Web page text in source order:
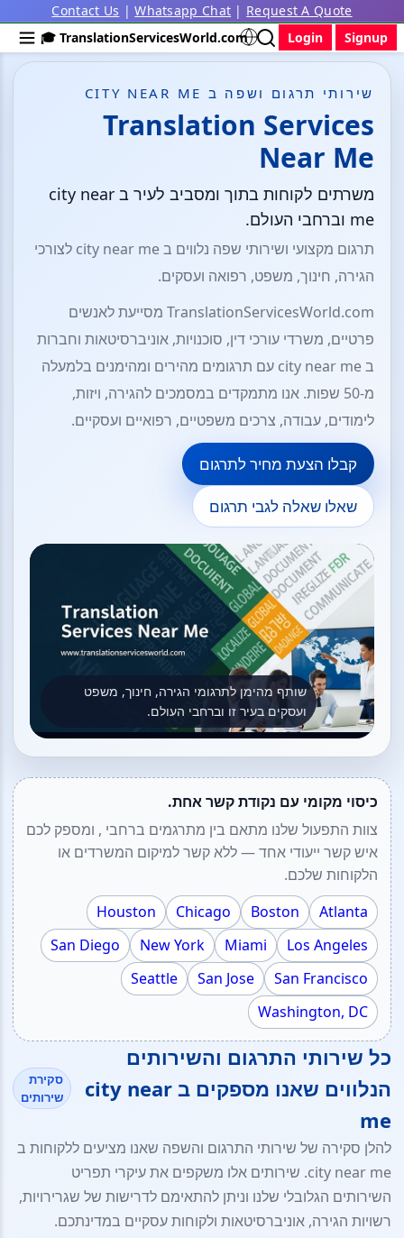
Contact Us |Whatsapp Chat | Request A Quote
🎓 TranslationServicesWorld.com
Login Signup
שירותי תרגום ושפה ב CITY NEAR ME
Translation Services
Near Me
משרתים לקוחות בתוך ומסביב לעיר ב city near
me וברחבי העולם.
תרגום מקצועי ושירותי שפה נלווים ב city near me לצורכי
הגירה, חינוך, משפט, רפואה ועסקים.
TranslationServicesWorld.com מסייעת לאנשים
פרטיים, משרדי עורכי דין, סוכנויות, אוניברסיטאות וחברות
ב city near me עם תרגומים מהירים ומהימנים בלמעלה
מ-50 שפות. אנו מתמקדים במסמכים להגירה, ויזות,
לימודים, עבודה, צרכים משפטיים, רפואיים ועסקיים.
קבלו הצעת מחיר לתרגום
שאלו שאלה לגבי תרגום
שותף מהימן לתרגומי הגירה, חינוך, משפט
ועסקים בעיר זו וברחבי העולם.
כיסוי מקומי עם נקודת קשר אחת.
צוות התפעול שלנו מתאם בין מתרגמים ברחבי , ומספק לכם
איש קשר ייעודי אחד — ללא קשר למיקום המשרדים או
הלקוחות שלכם.
Atlanta
Boston
Chicago
Houston
Los Angeles
Miami
New York
San Diego
San Francisco
San Jose
Seattle
Washington, DC
כל שירותי התרגום והשירותים
הנלווים שאנו מספקים ב city near
me
סקירת
שירותים
להלן סקירה של שירותי התרגום והשפה שאנו מציעים ללקוחות ב
city near me. שירותים אלו משקפים את עיקרי תפריט
השירותים הגלובלי שלנו וניתן להתאימם לדרישות של שגרירויות,
רשויות הגירה, אוניברסיטאות ולקוחות עסקיים במדינתכם.